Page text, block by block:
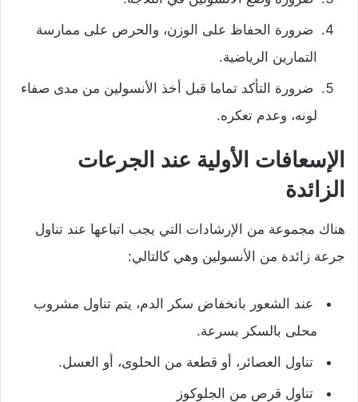
ضرورة الحفاظ على الوزن، والحرص على ممارسة
التمارين الرياضية.
ضرورة التأكد تماما قبل أخذ الأنسولين من مدى صفاء
لونه، وعدم تعكره.
الإسعافات الأولية عند الجرعات
الزائدة
هناك مجموعة من الإرشادات التي يجب اتباعها عند تناول
جرعة زائدة من الأنسولين وهي كالتالي:
عند الشعور بانخفاض سكر الدم، يتم تناول مشروب
محلى بالسكر بسرعة.
تناول العصائر، أو قطعة من الحلوى، أو العسل.
تناول قرص من الجلوكوز